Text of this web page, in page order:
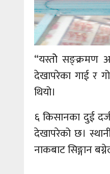
“यस्तोे सङ्क्रमण
देखापरेका गाई र
थियो।
६ किसानका दुई
देखापरेको छ।
नाकबाट सिङ्गान